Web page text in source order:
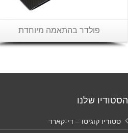
פולדר בהתאמה מיוחדת
הסטודיו שלנו
סטודיו קוגיטו – די-קארד